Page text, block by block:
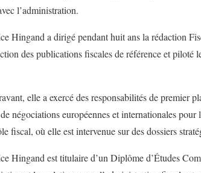
l’administration.
Hingand a dirigé pendant huit ans la rédaction
des publications fiscales de référence et piloté
elle a exercé des responsabilités de premier
négociations européennes et internationales
fiscal, où elle est intervenue sur des dossiers
Hingand est titulaire d’un Diplôme d’Études